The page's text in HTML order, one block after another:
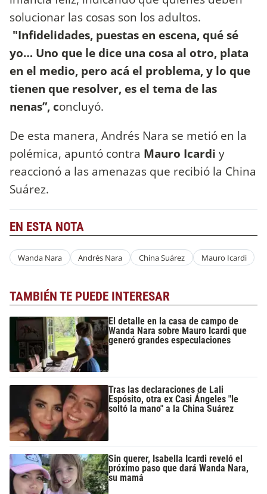
solucionar las cosas son los adultos.
"Infidelidades, puestas en escena, qué sé
yo… Uno que le dice una cosa al otro, plata
en el medio, pero acá el problema, y lo que
tienen que resolver, es el tema de las
nenas”, concluyó.
De esta manera, Andrés Nara se metió en la
polémica, apuntó contra Mauro Icardi y
reaccionó a las amenazas que recibió la China
Suárez.
EN ESTA NOTA
Wanda Nara Andrés Nara China Suárez Mauro Icardi
TAMBIÉN TE PUEDE INTERESAR
El detalle en la casa de campo de
Wanda Nara sobre Mauro Icardi que
generó grandes especulaciones
Tras las declaraciones de Lali
Espósito, otra ex Casi Ángeles "le
soltó la mano" a la China Suárez
Sin querer, Isabella Icardi reveló el
próximo paso que dará Wanda Nara,
su mamá